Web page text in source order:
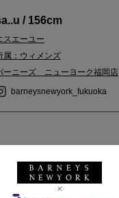
/ 156cm
スエーユー
属：ウィメンズ
ーニーズ ニューヨーク福岡店
barneysnewyork_fukuoka
YORK size:F
YORK size:36